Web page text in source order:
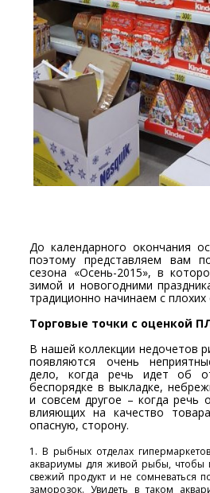
До календарного окончания
поэтому представляем вам
сезона «Осень-2015», в
зимой и новогодними
традиционно начинаем с плохих
Торговые точки с оценкой
В нашей коллекции недочетов
появляются очень
дело, когда речь идет об
беспорядке в выкладке,
и совсем другое – когда речь
влияющих на качество
опасную, сторону.
1. В рыбных отделах
аквариумы для живой рыбы, чтобы
свежий продукт и не сомневаться
заморозок. Увидеть в таком